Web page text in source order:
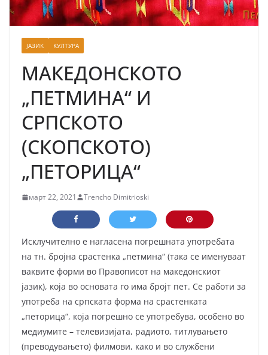
ЈАЗИК КУЛТУРА
МАКЕДОНСКОТО
„ПЕТМИНА“ И
СРПСКОТО
(СКОПСКОТО)
„ПЕТОРИЦА“
март 22, 2021 Trencho Dimitrioski
Исклучително е нагласена погрешната употребата
на тн. бројна срастенка „петмина“ (така се именуваат
ваквите форми во Правописот на македонскиот
јазик), која во основата го има бројт пет. Се работи за
употреба на српската форма на срастенката
„петорица“, која погрешно се употребува, особено во
медиумите – телевизијата, радиото, титлувањето
(преводувањето) филмови, како и во службени